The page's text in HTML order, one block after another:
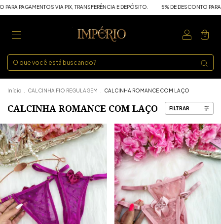
VIA PIX, TRANSFERÊNCIA E DEPÓSITO. 5% DE DESCONTO PARA
0
Início CALCINHA FIO REGULAGEM CALCINHA ROMANCE COM LAÇO
CALCINHA ROMANCE COM LAÇO FILTRAR